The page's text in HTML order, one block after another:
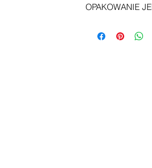
Nr kat. PDP 1415
OPAKOWANIE